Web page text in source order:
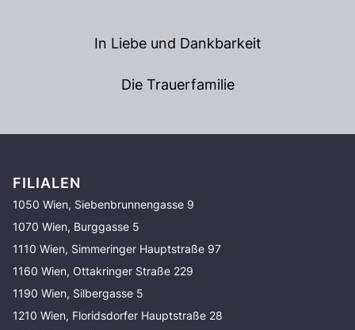
In Liebe und Dankbarkeit
Die Trauerfamilie
FILIALEN
1050 Wien, Siebenbrunnengasse 9
1070 Wien, Burggasse 5
1110 Wien, Simmeringer Hauptstraße 97
1160 Wien, Ottakringer Straße 229
1190 Wien, Silbergasse 5
1210 Wien, Floridsdorfer Hauptstraße 28